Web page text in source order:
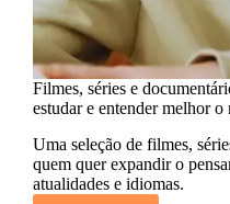
Filmes, séries e
estudar e entender melhor o
Uma seleção de filmes,
quem quer expandir o
atualidades e idiomas.